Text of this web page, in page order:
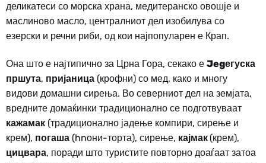
деликатеси со морска храна, медитеранско овошје и
маслиново масло, централниот дел изобилува со
езерски и речни риби, од кои најпопуларен е Крап.
Она што е најтипично за Црна Гора, секако е Jegегуска
пршута, пријаница (крофни) со мед, како и многу
видови домашни сирења. Во северниот дел на земјата,
вредните домаќинки традиционално се подготвуваат
кажамак (традиционално јадење компири, сирење и
крем), погаша (hnони-торта), сирење, кајмак (крем),
цицвара, поради што туристите повторно доаѓаат затоа